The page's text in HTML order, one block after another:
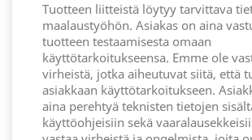
Tuotteen liitteistä löytyy tarvittava
maalaustyöhön. Asiakas on aina
tuotteen testaamisesta omaan
käyttötarkoitukseensa. Emme ole
virheistä, jotka aiheutuvat siitä, että
asiakkaan käyttötarkoitukseen.
aina perehtyä teknisten tietojen
käyttöohjeisiin sekä